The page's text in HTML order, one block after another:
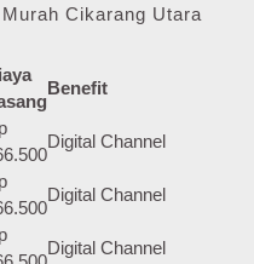
Cikarang Utara
Benefit
Digital Channel
Digital Channel
Digital Channel